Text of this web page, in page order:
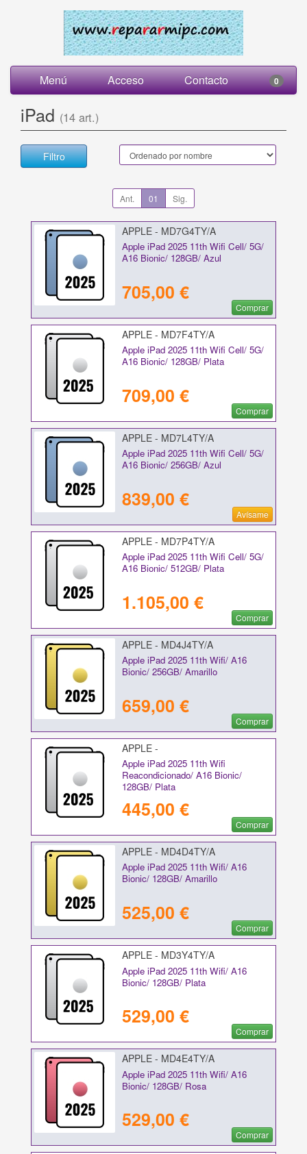
Menú Acceso Contacto 0
iPad (14 art.)
Filtro
Ant. 01 Sig.
APPLE - MD7G4TY/A
Apple iPad 2025 11th Wifi Cell/ 5G/
A16 Bionic/ 128GB/ Azul
705,00 €
Comprar
APPLE - MD7F4TY/A
Apple iPad 2025 11th Wifi Cell/ 5G/
A16 Bionic/ 128GB/ Plata
709,00 €
Comprar
APPLE - MD7L4TY/A
Apple iPad 2025 11th Wifi Cell/ 5G/
A16 Bionic/ 256GB/ Azul
839,00 €
Avísame
APPLE - MD7P4TY/A
Apple iPad 2025 11th Wifi Cell/ 5G/
A16 Bionic/ 512GB/ Plata
1.105,00 €
Comprar
APPLE - MD4J4TY/A
Apple iPad 2025 11th Wifi/ A16
Bionic/ 256GB/ Amarillo
659,00 €
Comprar
APPLE -
Apple iPad 2025 11th Wifi
Reacondicionado/ A16 Bionic/
128GB/ Plata
445,00 €
Comprar
APPLE - MD4D4TY/A
Apple iPad 2025 11th Wifi/ A16
Bionic/ 128GB/ Amarillo
525,00 €
Comprar
APPLE - MD3Y4TY/A
Apple iPad 2025 11th Wifi/ A16
Bionic/ 128GB/ Plata
529,00 €
Comprar
APPLE - MD4E4TY/A
Apple iPad 2025 11th Wifi/ A16
Bionic/ 128GB/ Rosa
529,00 €
Comprar